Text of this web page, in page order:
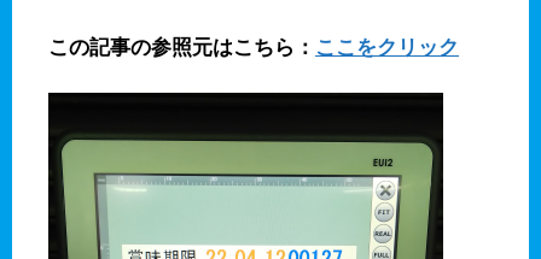
この記事の参照元はこちら： ここをクリック